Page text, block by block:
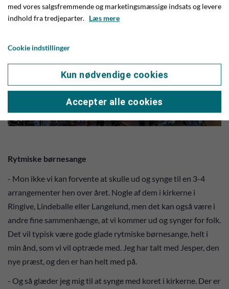
Rytmiske børnesange
- Mon ikke vi kan forvente at skulle ud og synge til en 3-4
arrangementer hen over året. Nogle af dem i kirkerne i
Ringive, Lindeballe eller Langelund, men det kan også være i
andre fine sammenhænge, at vi kommer ud og synger for folk.
Det vil typisk være gode glade rytmiske børnesange, helt i
min ånd, som vi vil optræde med. Jeg har talt med Jesper, den
nye præst, og den er han helt med på.
- Og så glæder jeg mig til at synge med koret i kirkerne. Der er
med vores salgsfremmende og marketingsmæssige indsats og levere
indhold fra tredjeparter. Læs mere
Cookie indstillinger
Kun nødvendige cookies
Accepter alle cookies